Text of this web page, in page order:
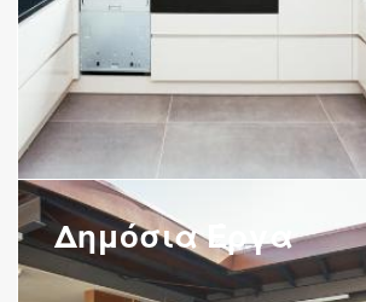
Δημόσια Έργα